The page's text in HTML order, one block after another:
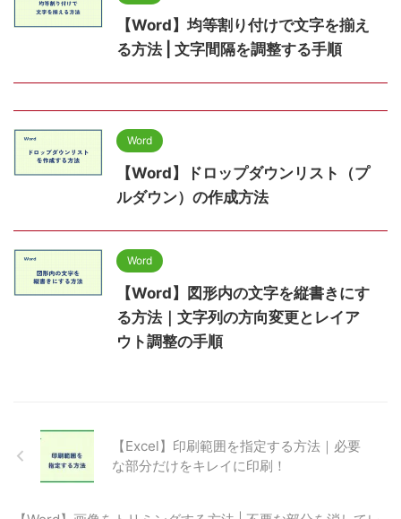
【Word】均等割り付けで文字を揃え
る方法 | 文字間隔を調整する手順
Word
【Word】ドロップダウンリスト（プ
ルダウン）の作成方法
Word
【Word】図形内の文字を縦書きにす
る方法｜文字列の方向変更とレイア
ウト調整の手順
【Excel】印刷範囲を指定する方法｜必要
な部分だけをキレイに印刷！